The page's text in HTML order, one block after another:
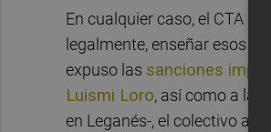
En cualquier caso, el CTA
legalmente, enseñar esos
expuso las sanciones
Luismi Loro, así como a la
en Leganés-, el colectivo